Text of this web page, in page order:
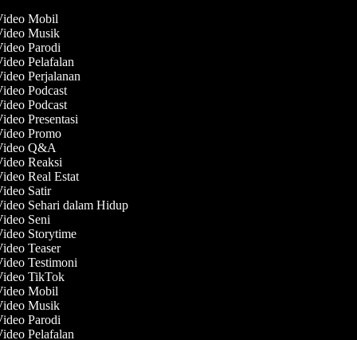
Mobil
Musik
Parodi
Pelafalan
Perjalanan
Podcast
Podcast
Presentasi
Promo
Q&A
Reaksi
Real Estat
Satir
Sehari dalam Hidup
Seni
Storytime
Teaser
Testimoni
TikTok
Mobil
Musik
Parodi
Pelafalan